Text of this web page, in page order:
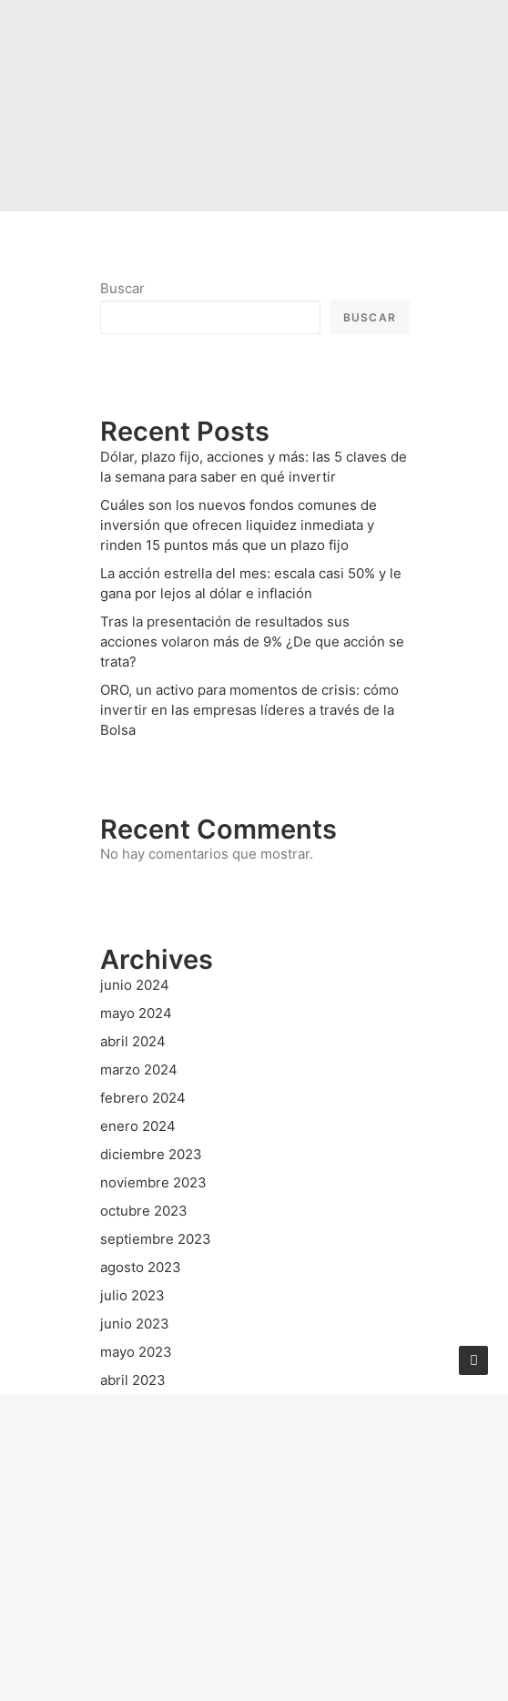
Buscar
BUSCAR
Recent Posts
Dólar, plazo fijo, acciones y más: las 5 claves de
la semana para saber en qué invertir
Cuáles son los nuevos fondos comunes de
inversión que ofrecen liquidez inmediata y
rinden 15 puntos más que un plazo fijo
La acción estrella del mes: escala casi 50% y le
gana por lejos al dólar e inflación
Tras la presentación de resultados sus
acciones volaron más de 9% ¿De que acción se
trata?
ORO, un activo para momentos de crisis: cómo
invertir en las empresas líderes a través de la
Bolsa
Recent Comments
No hay comentarios que mostrar.
Archives
junio 2024
mayo 2024
abril 2024
marzo 2024
febrero 2024
enero 2024
diciembre 2023
noviembre 2023
octubre 2023
septiembre 2023
agosto 2023
julio 2023
junio 2023
mayo 2023
abril 2023